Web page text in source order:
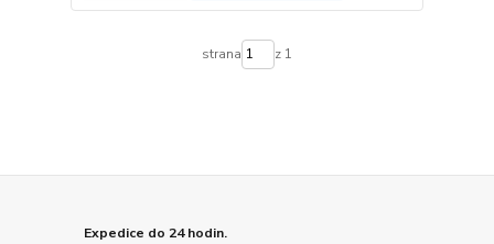
strana z 1
Expedice do 24 hodin.